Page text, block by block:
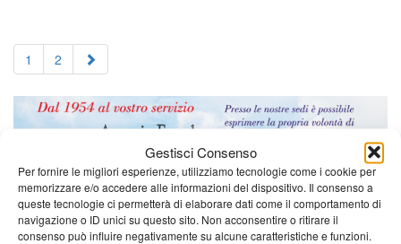
Gestisci Consenso
Per fornire le migliori esperienze, utilizziamo tecnologie come i cookie per
memorizzare e/o accedere alle informazioni del dispositivo. Il consenso a
queste tecnologie ci permetterà di elaborare dati come il comportamento di
navigazione o ID unici su questo sito. Non acconsentire o ritirare il
consenso può influire negativamente su alcune caratteristiche e funzioni.
1 2